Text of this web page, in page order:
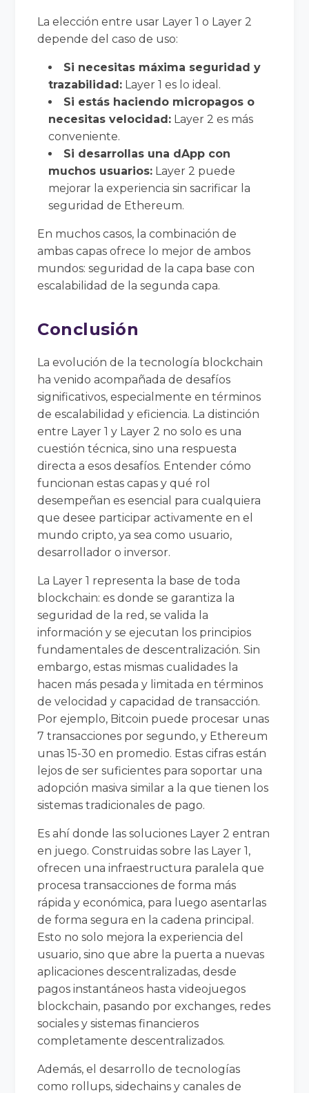
La elección entre usar Layer 1 o Layer 2
depende del caso de uso:
Si necesitas máxima seguridad y
trazabilidad: Layer 1 es lo ideal.
Si estás haciendo micropagos o
necesitas velocidad: Layer 2 es más
conveniente.
Si desarrollas una dApp con
muchos usuarios: Layer 2 puede
mejorar la experiencia sin sacrificar la
seguridad de Ethereum.
En muchos casos, la combinación de
ambas capas ofrece lo mejor de ambos
mundos: seguridad de la capa base con
escalabilidad de la segunda capa.
Conclusión
La evolución de la tecnología blockchain
ha venido acompañada de desafíos
significativos, especialmente en términos
de escalabilidad y eficiencia. La distinción
entre Layer 1 y Layer 2 no solo es una
cuestión técnica, sino una respuesta
directa a esos desafíos. Entender cómo
funcionan estas capas y qué rol
desempeñan es esencial para cualquiera
que desee participar activamente en el
mundo cripto, ya sea como usuario,
desarrollador o inversor.
La Layer 1 representa la base de toda
blockchain: es donde se garantiza la
seguridad de la red, se valida la
información y se ejecutan los principios
fundamentales de descentralización. Sin
embargo, estas mismas cualidades la
hacen más pesada y limitada en términos
de velocidad y capacidad de transacción.
Por ejemplo, Bitcoin puede procesar unas
7 transacciones por segundo, y Ethereum
unas 15-30 en promedio. Estas cifras están
lejos de ser suficientes para soportar una
adopción masiva similar a la que tienen los
sistemas tradicionales de pago.
Es ahí donde las soluciones Layer 2 entran
en juego. Construidas sobre las Layer 1,
ofrecen una infraestructura paralela que
procesa transacciones de forma más
rápida y económica, para luego asentarlas
de forma segura en la cadena principal.
Esto no solo mejora la experiencia del
usuario, sino que abre la puerta a nuevas
aplicaciones descentralizadas, desde
pagos instantáneos hasta videojuegos
blockchain, pasando por exchanges, redes
sociales y sistemas financieros
completamente descentralizados.
Además, el desarrollo de tecnologías
como rollups, sidechains y canales de